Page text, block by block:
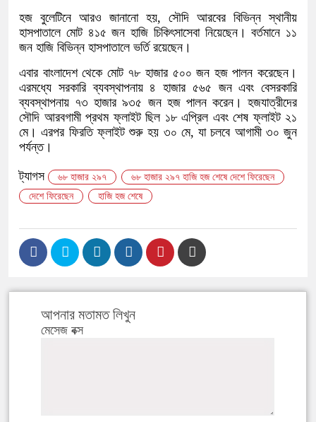
হজ বুলেটিনে আরও জানানো হয়, সৌদি আরবের বিভিন্ন স্থানীয়
হাসপাতালে মোট ৪১৫ জন হাজি চিকিৎসাসেবা নিয়েছেন। বর্তমানে ১১
জন হাজি বিভিন্ন হাসপাতালে ভর্তি রয়েছেন।
এবার বাংলাদেশ থেকে মোট ৭৮ হাজার ৫০০ জন হজ পালন করেছেন।
এরমধ্যে সরকারি ব্যবস্থাপনায় ৪ হাজার ৫৬৫ জন এবং বেসরকারি
ব্যবস্থাপনায় ৭৩ হাজার ৯৩৫ জন হজ পালন করেন। হজযাত্রীদের
সৌদি আরবগামী প্রথম ফ্লাইট ছিল ১৮ এপ্রিল এবং শেষ ফ্লাইট ২১
মে। এরপর ফিরতি ফ্লাইট শুরু হয় ৩০ মে, যা চলবে আগামী ৩০ জুন
পর্যন্ত।
ট্যাগস ৬৮ হাজার ২৯৭
৬৮ হাজার ২৯৭ হাজি হজ শেষে দেশে ফিরেছেন
দেশে ফিরেছেন
হাজি হজ শেষে
আপনার মতামত লিখুন
মেসেজ বক্স